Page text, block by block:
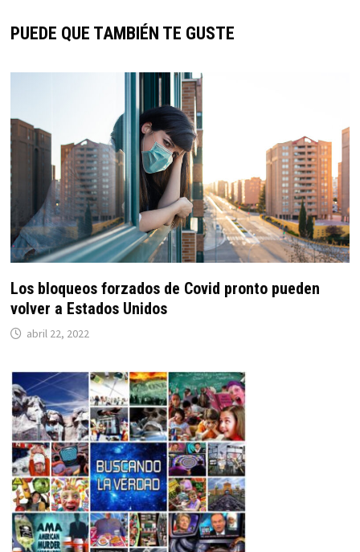
PUEDE QUE TAMBIÉN TE GUSTE
Los bloqueos forzados de Covid pronto pueden
volver a Estados Unidos
abril 22, 2022